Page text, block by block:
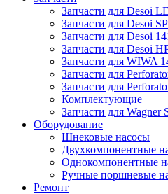
Запчасти для Desoi
Запчасти для Desoi
Запчасти для Desoi
Запчасти для Desoi
Запчасти для WIWA
Запчасти для
Запчасти для
Комплектующие
Запчасти для Wagner
Оборудование
Шнековые насосы
Двухкомпонентные
Однокомпонентные
Ручные поршневые
Ремонт